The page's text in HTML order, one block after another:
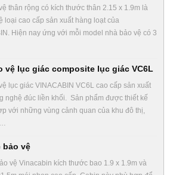
thân rộng có kích thước thân 2.15 x 1.9m là
loại cao cấp sản xuất hàng loạt của
Hiện nay ứng với mỗi model nhà bảo vệ có 3
vệ lục giác composite lục giác VC6L
lục giác VINACABIN VC6L cao cấp sản xuất
nghệ đúc liền khối. Sản phẩm được thiết kế
với những vùng cảnh quan của khu đô thị,
bảo vệ
vệ Vinacabin kích thước bao 1.9 x 1.9m và